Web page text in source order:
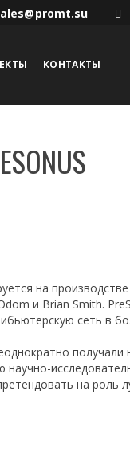
КОНТАКТЫ
на
и Brian Smith.
сеть в
получали
на роль